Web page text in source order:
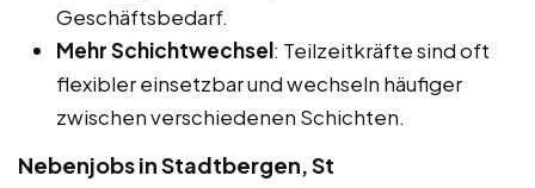
Geschäftsbedarf.
Mehr Schichtwechsel: Teilzeitkräfte sind oft
flexibler einsetzbar und wechseln häufiger
zwischen verschiedenen Schichten.
Nebenjobs in Stadtbergen, St